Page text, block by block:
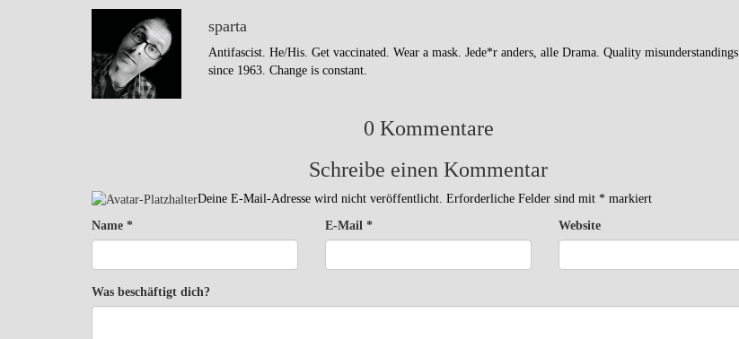
sparta
Antifascist. He/His. Get vaccinated. Wear a mask. Jede*r anders, alle Drama. Quality misunderstandings
since 1963. Change is constant.
0 Kommentare
Schreibe einen Kommentar
Deine E-Mail-Adresse wird nicht veröffentlicht. Erforderliche Felder sind mit * markiert
Name * E-Mail * Website
Was beschäftigt dich?